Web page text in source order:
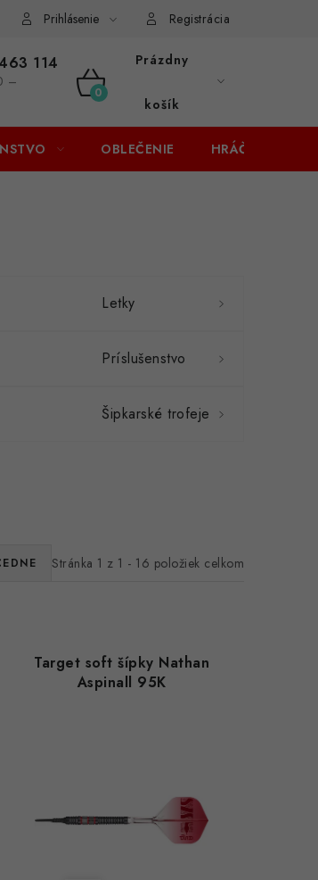
Prihlásenie Registrácia
114
–
NÁKUPNÝ
KOŠÍK
Prázdny
košík
OBLEČENIE HRÁČI
Letky
Príslušenstvo
Šipkarské trofeje
Stránka 1 z 1 - 16 položiek celkom
Target soft šípky Nathan
Aspinall 95K